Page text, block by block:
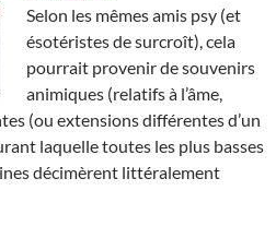
Selon les mêmes amis psy (et
ésotéristes de surcroît), cela
pourrait provenir de souvenirs
animiques (relatifs à l’âme,
(ou extensions différentes d’un
laquelle toutes les plus basses
décimèrent littéralement